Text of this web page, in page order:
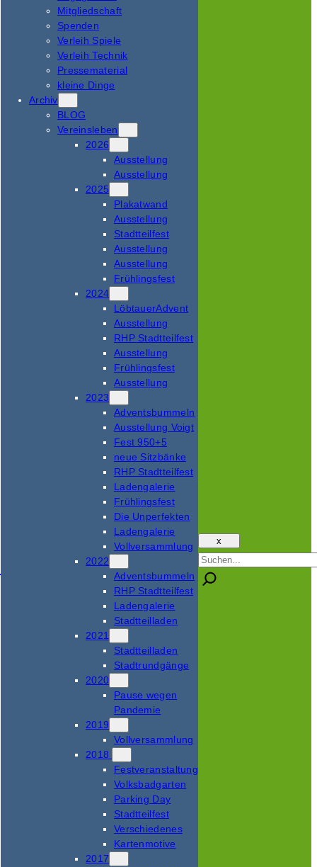
Mitgliedschaft
Spenden
Verleih Spiele
Verleih Technik
Pressematerial
kleine Dinge
Archiv
BLOG
Vereinsleben
2026
Ausstellung
Ausstellung
2025
Plakatwand
Ausstellung
Stadtteilfest
Ausstellung
Ausstellung
Frühlingsfest
2024
LöbtauerAdvent
Ausstellung
RHP Stadtteilfest
Ausstellung
Frühlingsfest
Ausstellung
2023
Adventsbummeln
Ausstellung Voigt
Fest 950+5
neue Sitzbänke
RHP Stadtteilfest
Ladengalerie
Frühlingsfest
Die Unperfekten
Ladengalerie
Vollversammlung
2022
Adventsbummeln
RHP Stadtteilfest
Ladengalerie
Stadtteilladen
2021
Stadtteilladen
Stadtrundgänge
2020
Pause wegen
Pandemie
2019
Vollversammlung
2018
Festveranstaltung
Volksbadgarten
Parking Day
Stadtteilfest
Verschiedenes
Kartenmotive
2017
x
Suchen